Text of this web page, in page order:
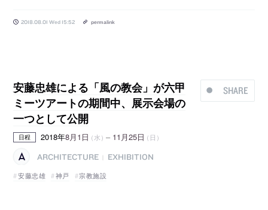
2018.08.01 Wed 15:52 permalink
SHARE
安藤忠雄による「風の教会」が六甲
ミーツアートの期間中、展示会場の
一つとして公開
日程 2018年8月1日（水）– 11月25日（日）
ARCHITECTURE
EXHIBITION
安藤忠雄
神戸 宗教施設